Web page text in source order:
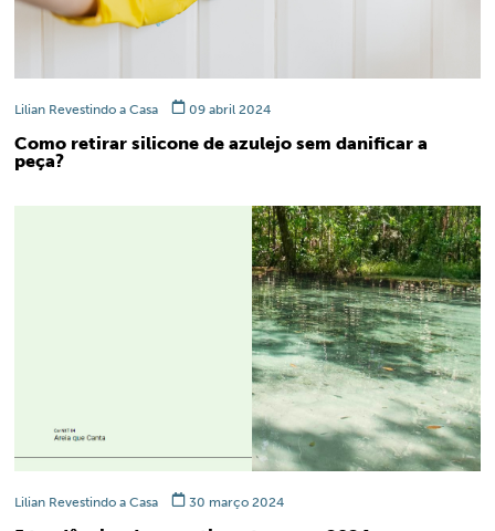
Lilian Revestindo a Casa 09 abril 2024
Como retirar silicone de azulejo sem danificar a
peça?
Lilian Revestindo a Casa 30 março 2024